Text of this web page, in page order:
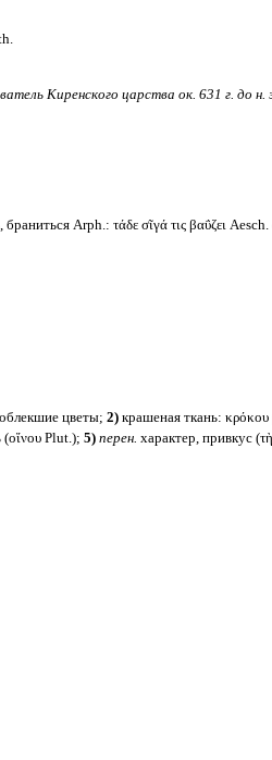
Киренского царства ок. 631 г. до н.
Arph.: τάδε σῖγά τις βαΰζει
цветы; 2)крашеная ткань:
Plut.); 5) перен. характер, привкус